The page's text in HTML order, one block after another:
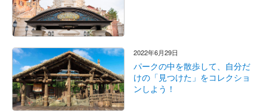
2022年6月29日
パークの中を散歩して、自分だ
けの「見つけた」をコレクショ
ンしよう！